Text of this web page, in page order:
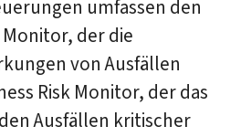
umfassen den
Monitor, der die
von Ausfällen
Risk Monitor, der das
Ausfällen kritischer